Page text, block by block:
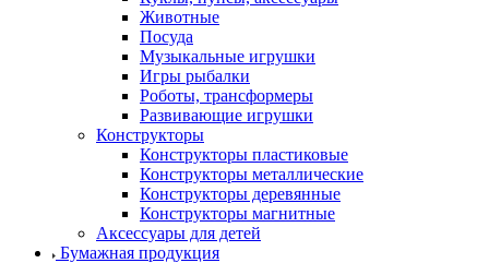
Животные
Посуда
Музыкальные игрушки
Игры рыбалки
Роботы, трансформеры
Развивающие игрушки
Конструкторы
Конструкторы пластиковые
Конструкторы металлические
Конструкторы деревянные
Конструкторы магнитные
Аксессуары для детей
Бумажная продукция